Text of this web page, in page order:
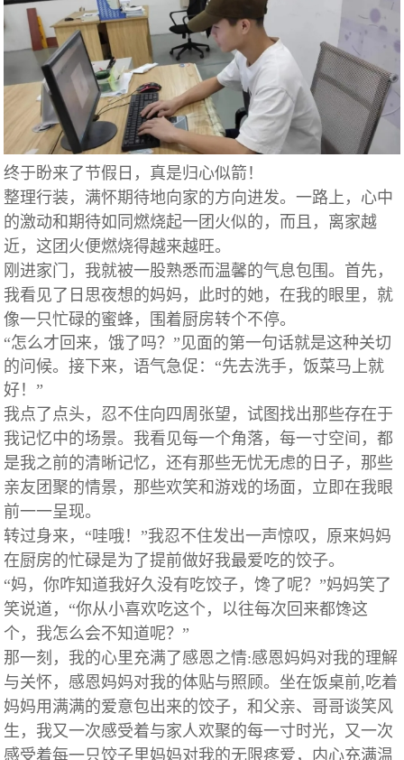
终于盼来了节假日，真是归心似箭！
整理行装，满怀期待地向家的方向进发。一路上，心中
的激动和期待如同燃烧起一团火似的，而且，离家越
近，这团火便燃烧得越来越旺。
刚进家门，我就被一股熟悉而温馨的气息包围。首先，
我看见了日思夜想的妈妈，此时的她，在我的眼里，就
像一只忙碌的蜜蜂，围着厨房转个不停。
“怎么才回来，饿了吗？”见面的第一句话就是这种关切
的问候。接下来，语气急促：“先去洗手，饭菜马上就
好！”
我点了点头，忍不住向四周张望，试图找出那些存在于
我记忆中的场景。我看见每一个角落，每一寸空间，都
是我之前的清晰记忆，还有那些无忧无虑的日子，那些
亲友团聚的情景，那些欢笑和游戏的场面，立即在我眼
前一一呈现。
转过身来，“哇哦！”我忍不住发出一声惊叹，原来妈妈
在厨房的忙碌是为了提前做好我最爱吃的饺子。
“妈，你咋知道我好久没有吃饺子，馋了呢？”妈妈笑了
笑说道，“你从小喜欢吃这个，以往每次回来都馋这
个，我怎么会不知道呢？”
那一刻，我的心里充满了感恩之情:感恩妈妈对我的理解
与关怀，感恩妈妈对我的体贴与照顾。坐在饭桌前,吃着
妈妈用满满的爱意包出来的饺子，和父亲、哥哥谈笑风
生，我又一次感受着与家人欢聚的每一寸时光，又一次
感受着每一只饺子里妈妈对我的无限疼爱，内心充满温